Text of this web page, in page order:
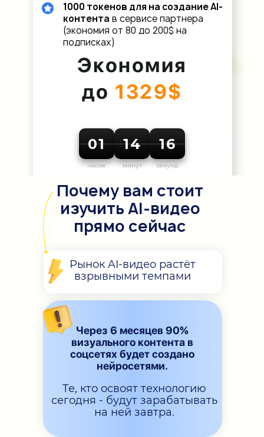
1000 токенов для на создание AI-
контента в сервисе партнера
(экономия от 80 до 200$ на
подписках)
Экономия
до 1329$
01
часов
14
минут
14
секунд
Почему вам стоит
изучить AI-видео
прямо сейчас
Через 6 месяцев 90%
визуального контента в
соцсетях будет создано
нейросетями.
Те, кто освоят технологию
сегодня - будут зарабатывать
на ней завтра.
Рынок AI-видео растёт
взрывными темпами